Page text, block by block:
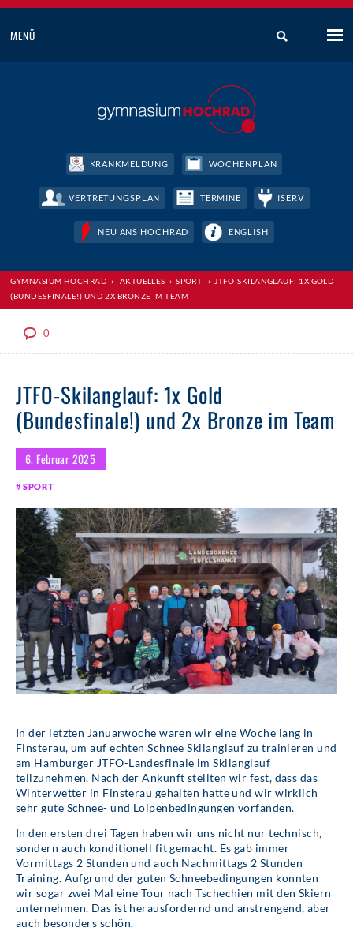
MENÜ
KRANKMELDUNG WOCHENPLAN
VERTRETUNGSPLAN TERMINE ISERV
NEU ANS HOCHRAD ENGLISH
GYMNASIUM HOCHRAD › AKTUELLES ›SPORT › JTFO-SKILANGLAUF: 1X GOLD
(BUNDESFINALE!) UND 2X BRONZE IM TEAM
0
JTFO-Skilanglauf: 1x Gold
(Bundesfinale!) und 2x Bronze im Team
6. Februar 2025
SPORT
In der letzten Januarwoche waren wir eine Woche lang in
Finsterau, um auf echten Schnee Skilanglauf zu trainieren und
am Hamburger JTFO-Landesfinale im Skilanglauf
teilzunehmen. Nach der Ankunft stellten wir fest, dass das
Winterwetter in Finsterau gehalten hatte und wir wirklich
sehr gute Schnee- und Loipenbedingungen vorfanden.
In den ersten drei Tagen haben wir uns nicht nur technisch,
sondern auch konditionell fit gemacht. Es gab immer
Vormittags 2 Stunden und auch Nachmittags 2 Stunden
Training. Aufgrund der guten Schneebedingungen konnten
wir sogar zwei Mal eine Tour nach Tschechien mit den Skiern
unternehmen. Das ist herausfordernd und anstrengend, aber
auch besonders schön.